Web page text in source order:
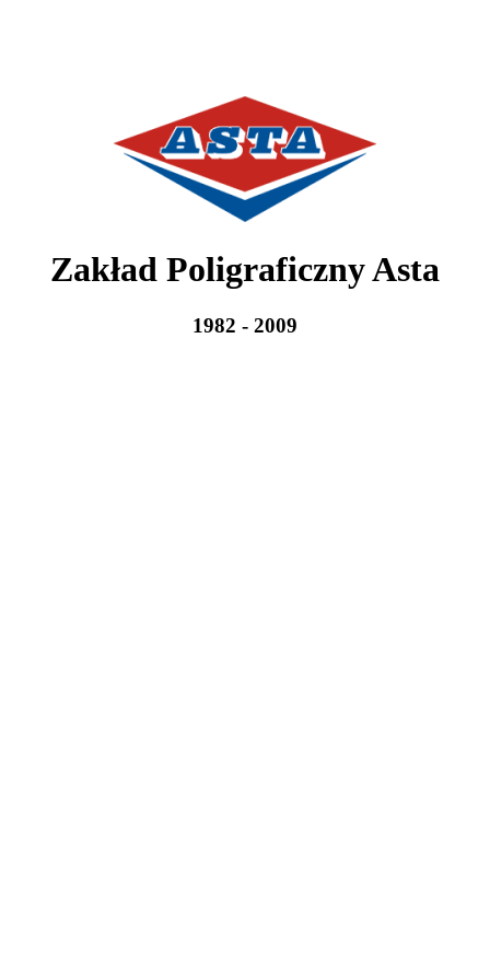
Zakład Poligraficzny Asta
1982 - 2009